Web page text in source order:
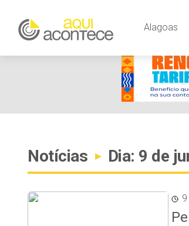
Alagoas
Notícias ▸ Dia: 9 de